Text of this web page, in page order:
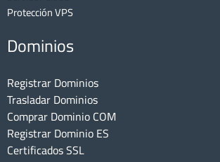
Protección VPS
Dominios
Registrar Dominios
Trasladar Dominios
Comprar Dominio COM
Registrar Dominio ES
Certificados SSL